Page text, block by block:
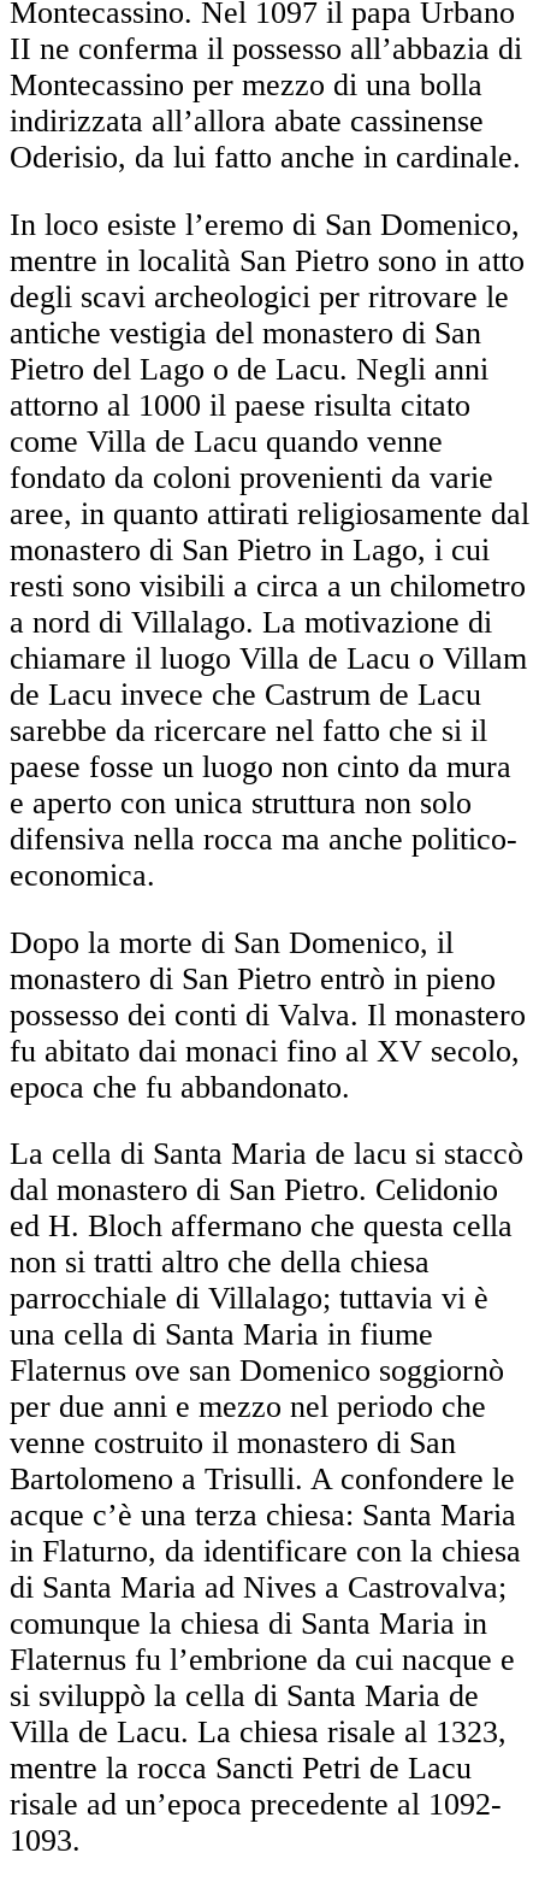
Montecassino. Nel 1097 il papa Urbano
II ne conferma il possesso all’abbazia di
Montecassino per mezzo di una bolla
indirizzata all’allora abate cassinense
Oderisio, da lui fatto anche in cardinale.
In loco esiste l’eremo di San Domenico,
mentre in località San Pietro sono in atto
degli scavi archeologici per ritrovare le
antiche vestigia del monastero di San
Pietro del Lago o de Lacu. Negli anni
attorno al 1000 il paese risulta citato
come Villa de Lacu quando venne
fondato da coloni provenienti da varie
aree, in quanto attirati religiosamente dal
monastero di San Pietro in Lago, i cui
resti sono visibili a circa a un chilometro
a nord di Villalago. La motivazione di
chiamare il luogo Villa de Lacu o Villam
de Lacu invece che Castrum de Lacu
sarebbe da ricercare nel fatto che si il
paese fosse un luogo non cinto da mura
e aperto con unica struttura non solo
difensiva nella rocca ma anche politico-
economica.
Dopo la morte di San Domenico, il
monastero di San Pietro entrò in pieno
possesso dei conti di Valva. Il monastero
fu abitato dai monaci fino al XV secolo,
epoca che fu abbandonato.
La cella di Santa Maria de lacu si staccò
dal monastero di San Pietro. Celidonio
ed H. Bloch affermano che questa cella
non si tratti altro che della chiesa
parrocchiale di Villalago; tuttavia vi è
una cella di Santa Maria in fiume
Flaternus ove san Domenico soggiornò
per due anni e mezzo nel periodo che
venne costruito il monastero di San
Bartolomeno a Trisulli. A confondere le
acque c’è una terza chiesa: Santa Maria
in Flaturno, da identificare con la chiesa
di Santa Maria ad Nives a Castrovalva;
comunque la chiesa di Santa Maria in
Flaternus fu l’embrione da cui nacque e
si sviluppò la cella di Santa Maria de
Villa de Lacu. La chiesa risale al 1323,
mentre la rocca Sancti Petri de Lacu
risale ad un’epoca precedente al 1092-
1093.